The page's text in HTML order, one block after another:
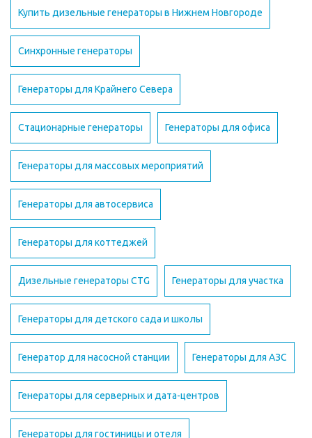
Купить дизельные генераторы в Нижнем Новгороде
Синхронные генераторы
Генераторы для Крайнего Севера
Стационарные генераторы Генераторы для офиса
Генераторы для массовых мероприятий
Генераторы для автосервиса
Генераторы для коттеджей
Дизельные генераторы CTG Генераторы для участка
Генераторы для детского сада и школы
Генератор для насосной станции Генераторы для АЗС
Генераторы для серверных и дата-центров
Генераторы для гостиницы и отеля